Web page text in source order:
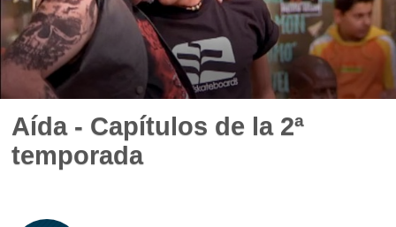
Aída - Capítulos de la 2ª
temporada